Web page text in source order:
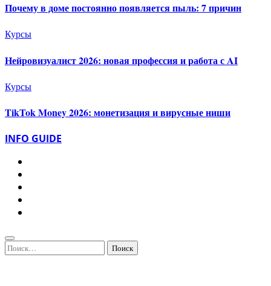
Почему в доме постоянно появляется пыль: 7 причин
Курсы
Нейровизуалист 2026: новая профессия и работа с AI
Курсы
TikTok Money 2026: монетизация и вирусные ниши
INFO GUIDE
Найти: